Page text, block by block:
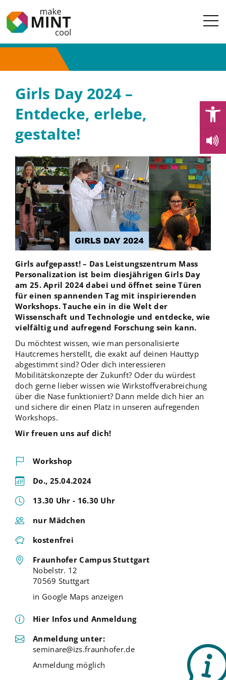
Girls Day 2024 –
Entdecke, erlebe,
gestalte!
Girls aufgepasst! – Das Leistungszentrum Mass
Personalization ist beim diesjährigen Girls Day
am 25. April 2024 dabei und öffnet seine Türen
für einen spannenden Tag mit inspirierenden
Workshops. Tauche ein in die Welt der
Wissenschaft und Technologie und entdecke, wie
vielfältig und aufregend Forschung sein kann.
Du möchtest wissen, wie man personalisierte
Hautcremes herstellt, die exakt auf deinen Hauttyp
abgestimmt sind? Oder dich interessieren
Mobilitätskonzepte der Zukunft? Oder du würdest
doch gerne lieber wissen wie Wirkstoffverabreichung
über die Nase funktioniert? Dann melde dich hier an
und sichere dir einen Platz in unseren aufregenden
Workshops.
Wir freuen uns auf dich!
Workshop
Do., 25.04.2024
13.30 Uhr - 16.30 Uhr
nur Mädchen
kostenfrei
Fraunhofer Campus Stuttgart
Nobelstr. 12
70569 Stuttgart
in Google Maps anzeigen
Hier Infos und Anmeldung
Anmeldung unter:
seminare@izs.fraunhofer.de
Anmeldung möglich